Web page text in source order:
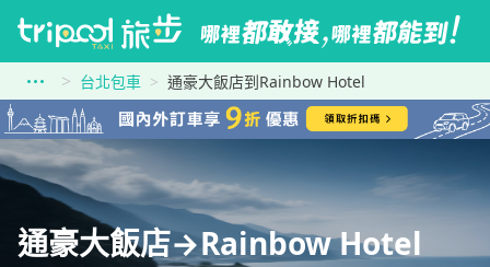
台北包車 通豪大飯店到Rainbow Hotel
通豪大飯店→Rainbow Hotel